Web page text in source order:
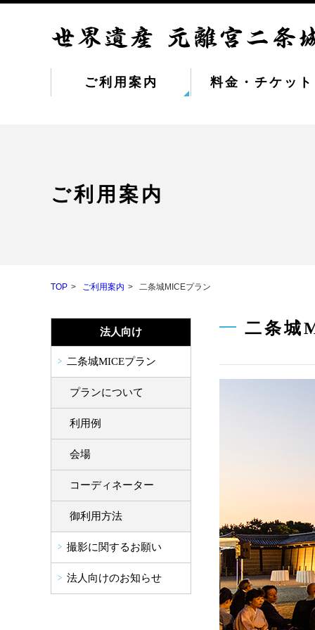
ご利用案内 料金・チケット
ご利用案内
TOP ご利用案内 二条城MICEプラン
二条城
法人向け
二条城MICEプラン
プランについて
利用例
会場
コーディネーター
御利用方法
撮影に関するお願い
法人向けのお知らせ